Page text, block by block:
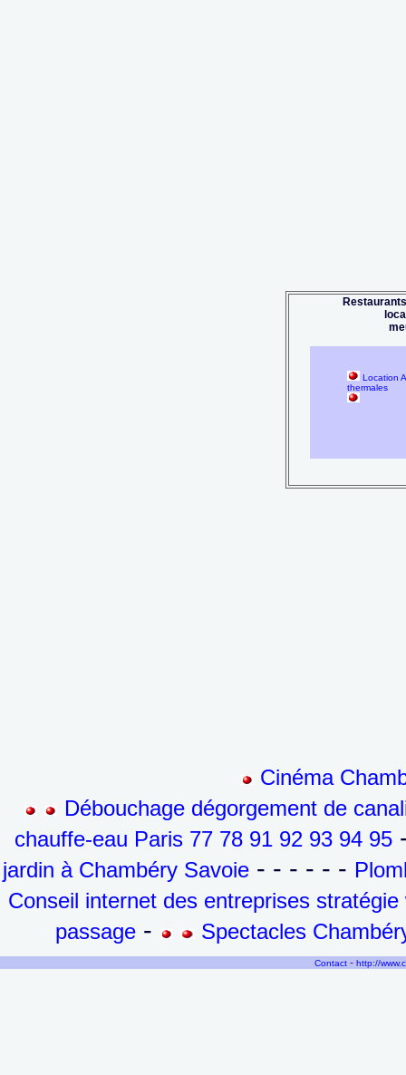
Location
thermales
Cinéma
Débouchage dégorgement de
chauffe-eau Paris 77 78 91 92 93 94 95
jardin à Chambéry Savoie - - - - - -
Conseil internet des entreprises stratégie
passage - Spectacles
Contact - http://